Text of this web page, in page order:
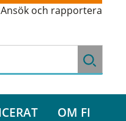
Ansök och rapportera
OM FI